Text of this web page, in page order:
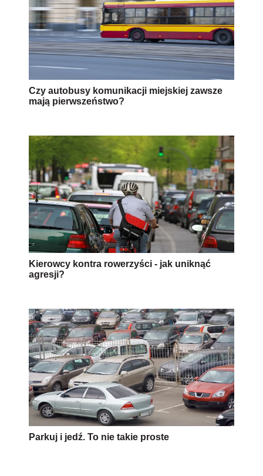
Czy autobusy komunikacji miejskiej zawsze
mają pierwszeństwo?
Kierowcy kontra rowerzyści - jak uniknąć
agresji?
Parkuj i jedź. To nie takie proste